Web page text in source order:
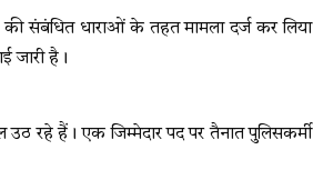
की संबंधित धाराओं के तहत मामला दर्ज कर लिया
जारी है।
रहे हैं। एक जिम्मेदार पद पर तैनात पुलिसकर्मी